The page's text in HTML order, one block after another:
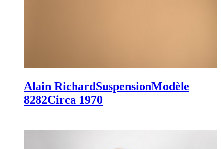
Alain RichardSuspensionModèle
8282Circa 1970